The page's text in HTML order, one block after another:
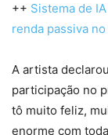
++ Sistema de
renda passiva
A artista
participação no
tô muito feliz,
enorme com